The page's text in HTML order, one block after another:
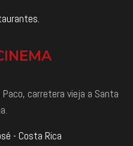
carretera vieja a Santa
- Costa Rica